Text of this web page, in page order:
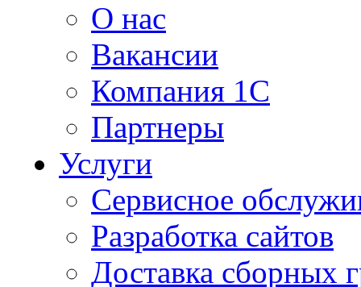
О нас
Вакансии
Компания 1С
Партнеры
Услуги
Сервисное
Разработка сайтов
Доставка сборных